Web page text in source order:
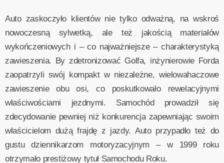
Auto zaskoczyło klientów nie tylko odważną, na wskroś
nowoczesną sylwetką, ale też jakością materiałów
wykończeniowych i – co najważniejsze – charakterystyką
zawieszenia. By zdetronizować Golfa, inżynierowie Forda
zaopatrzyli swój kompakt w niezależne, wielowahaczowe
zawieszenie obu osi, co poskutkowało rewelacyjnymi
właściwościami jezdnymi. Samochód prowadził się
zdecydowanie pewniej niż konkurencja zapewniając swoim
właścicielom dużą frajdę z jazdy. Auto przypadło też do
gustu dziennikarzom motoryzacyjnym – w 1999 roku
otrzymało prestiżowy tytuł Samochodu Roku.